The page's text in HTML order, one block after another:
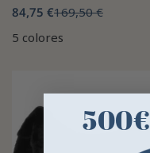
84,75 €169,50 €
5 colores
500€